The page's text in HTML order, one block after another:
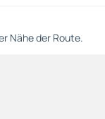
Nähe der Route.